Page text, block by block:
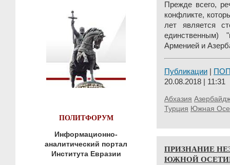
ПОЛИТФОРУМ
Информационно-
аналитический портал
Института Евразии
Прежде всего,
конфликте,
лет является
единственным)
Арменией и
Публикации
20.08.2018 | 11:31
Абхазия
Турция Южная
ПРИЗНАНИЕ
ЮЖНОЙ